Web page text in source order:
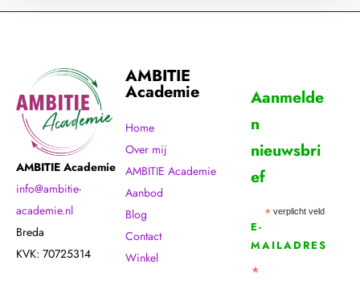
AMBITIE Academie
info@ambitie-
academie.nl
Breda
KVK: 70725314
AMBITIE
Academie
Home
Over mij
AMBITIE Academie
Aanbod
Blog
Contact
Winkel
Aanmelde
n
nieuwsbri
ef
* verplicht veld
E-
MAILADRES
*